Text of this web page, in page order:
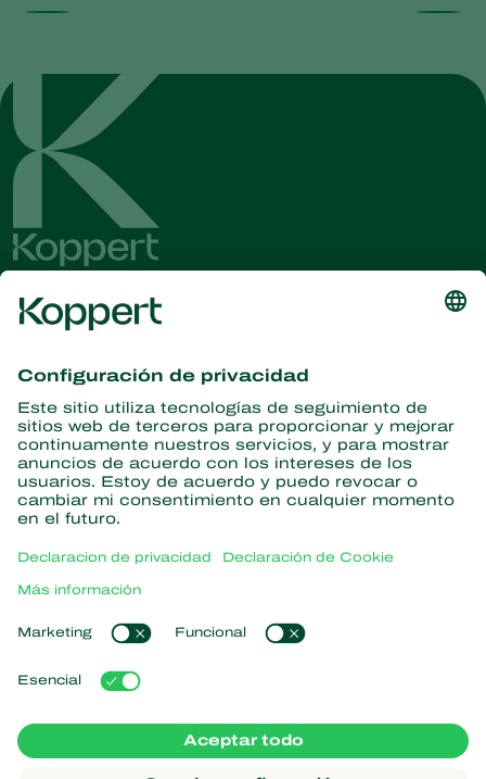
información
Suscríbase aquí
Partners with Nature
Avispas parasitoides
Nematodos benéficos
Microorganismos benéficos
Protección de cultivos
Acerca de Koppert
Noticias e información
Trabajar en Koppert
Contáctanos
Enlaces populares
Experiencias de los usuarios
Koppert Global
Administrar cookies